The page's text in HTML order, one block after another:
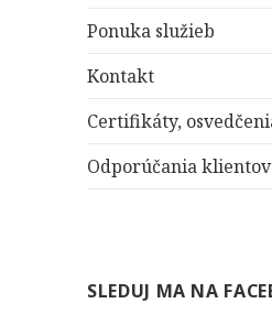
Ponuka služieb
Kontakt
Certifikáty,
Odporúčania klientov
SLEDUJ MA NA